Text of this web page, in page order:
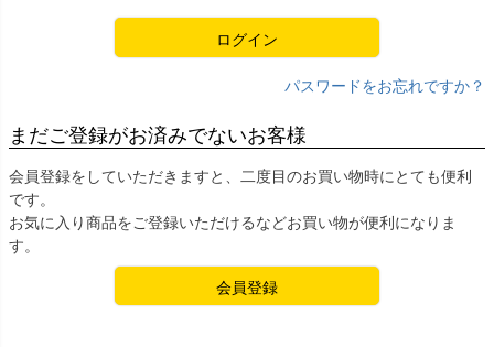
ログイン
パスワードをお忘れですか？
まだご登録がお済みでないお客様
会員登録をしていただきますと、二度目のお買い物時にとても便利
です。
お気に入り商品をご登録いただけるなどお買い物が便利になりま
す。
会員登録